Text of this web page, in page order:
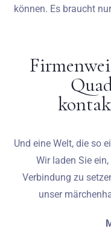
können. Es braucht
Und eine Welt, die so
Wir laden Sie
Verbindung zu
unser